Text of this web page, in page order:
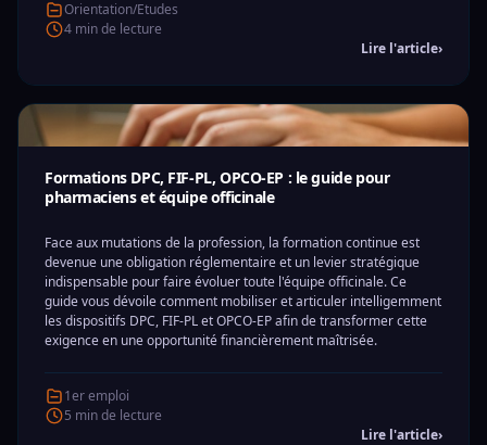
Orientation/Etudes
4 min de lecture
Lire l'article›
Formations DPC, FIF-PL, OPCO-EP : le guide pour
pharmaciens et équipe officinale
Face aux mutations de la profession, la formation continue est
devenue une obligation réglementaire et un levier stratégique
indispensable pour faire évoluer toute l'équipe officinale. Ce
guide vous dévoile comment mobiliser et articuler intelligemment
les dispositifs DPC, FIF-PL et OPCO-EP afin de transformer cette
exigence en une opportunité financièrement maîtrisée.
1er emploi
5 min de lecture
Lire l'article›